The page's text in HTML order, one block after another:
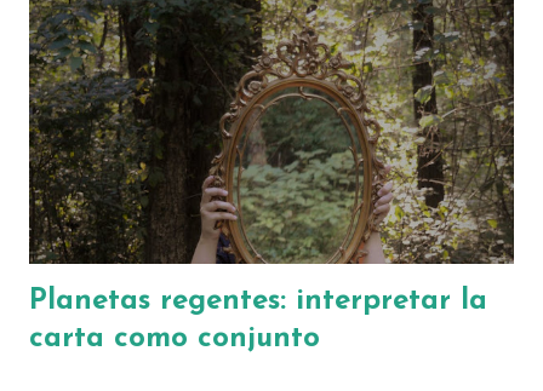
vivir las cosas con ese aire de destino inminente. Pero es esencial
mantener la calma y recordar que, de por sí, ningún aspecto de
nuestra carta astral debería leerse desde la exaltación o el miedo,
sino desde un punto de vista práctico que integre toda la carta en
su totalidad....
Planetas regentes: interpretar la
carta como conjunto